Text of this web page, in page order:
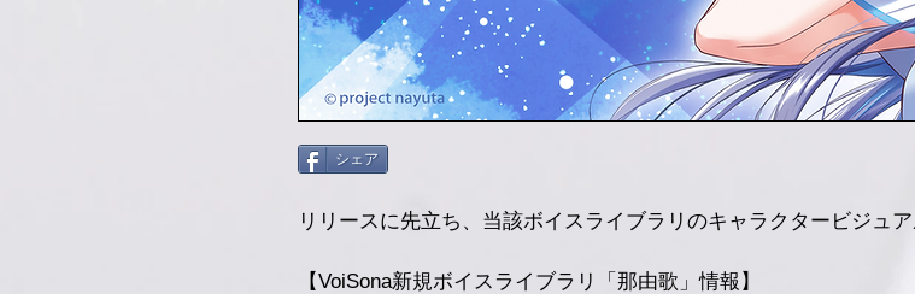
シェア
リリースに先立ち、当該ボイスライブラリのキャラクタービジュ
【VoiSona新規ボイスライブラリ「那由歌」情報】